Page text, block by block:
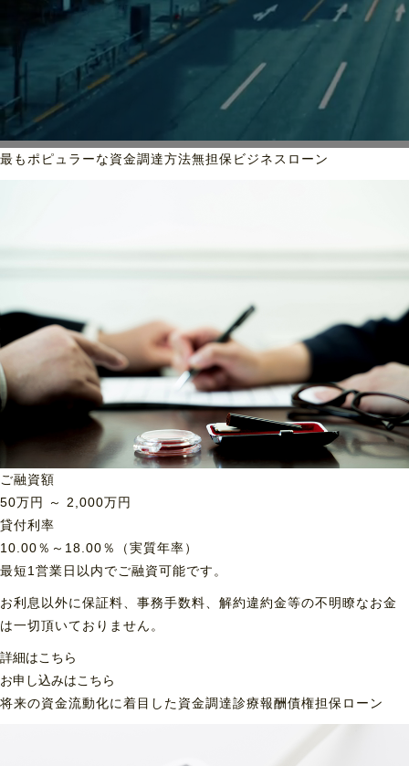
最もポピュラーな資金調達方法無担保ビジネスローン
ご融資額
50万円 ～ 2,000万円
貸付利率
10.00％～18.00％（実質年率）
最短1営業日以内でご融資可能です。
お利息以外に保証料、事務手数料、解約違約金等の不明瞭なお金
は一切頂いておりません。
詳細はこちら
お申し込みはこちら
将来の資金流動化に着目した資金調達診療報酬債権担保ローン